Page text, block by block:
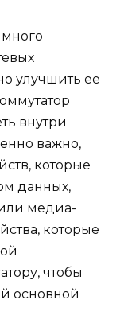
улучшить ее
внутри
важно,
которые
данных,
медиа-
которые
чтобы
основной